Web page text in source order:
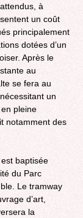
à
un coût
principalement
dotées d’un
Après le
au
se fera au
un
pleine
notamment des
baptisée
du Parc
Le tramway
d’art,
la